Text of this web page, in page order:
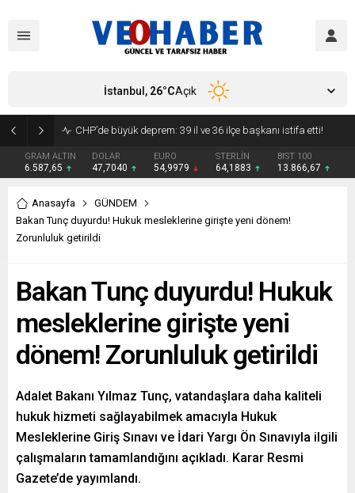
GRAM ALTIN
6.587,65
DOLAR
47,7040
EURO
54,9979
STERLİN
64,1883
BIST 100
13.866,67
İstanbul, 26°CAçık
Anasayfa
GÜNDEM
Bakan Tunç duyurdu! Hukuk mesleklerine girişte yeni dönem!
Zorunluluk getirildi
Bakan Tunç duyurdu! Hukuk
mesleklerine girişte yeni
dönem! Zorunluluk getirildi
Adalet Bakanı Yılmaz Tunç, vatandaşlara daha kaliteli
hukuk hizmeti sağlayabilmek amacıyla Hukuk
Mesleklerine Giriş Sınavı ve İdari Yargı Ön Sınavıyla ilgili
çalışmaların tamamlandığını açıkladı. Karar Resmi
Gazete’de yayımlandı.